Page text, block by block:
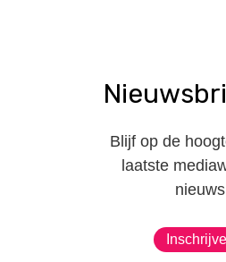
Blijf op de
laatste
nieuws